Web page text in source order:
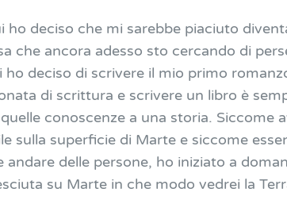
deciso che mi sarebbe piaciuto
che ancora adesso sto cercando di
deciso di scrivere il mio primo
di scrittura e scrivere un libro è
conoscenze a una storia. Siccome
sulla superficie di Marte e siccome
delle persone, ho iniziato a
su Marte in che modo vedrei la